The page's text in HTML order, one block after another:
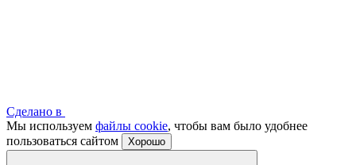
Сделано в
Мы используем файлы cookie, чтобы вам было удобнее
пользоваться сайтом
Хорошо